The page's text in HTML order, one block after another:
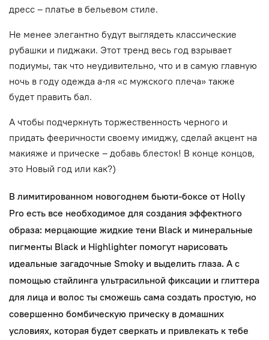
дресс – платье в бельевом стиле.
Не менее элегантно будут выглядеть классические
рубашки и пиджаки. Этот тренд весь год взрывает
подиумы, так что неудивительно, что и в самую главную
ночь в году одежда а-ля «с мужского плеча» также
будет править бал.
А чтобы подчеркнуть торжественность черного и
придать фееричности своему имиджу, сделай акцент на
макияже и прическе – добавь блесток! В конце концов,
это Новый год или как?)
В лимитированном новогоднем бьюти-боксе от Holly
Pro есть все необходимое для создания эффектного
образа: мерцающие жидкие тени Black и минеральные
пигменты Black и Highlighter помогут нарисовать
идеальные загадочные Smoky и выделить глаза. А с
помощью стайлинга ультрасильной фиксации и глиттера
для лица и волос ты сможешь сама создать простую, но
совершенно бомбическую прическу в домашних
условиях, которая будет сверкать и привлекать к тебе